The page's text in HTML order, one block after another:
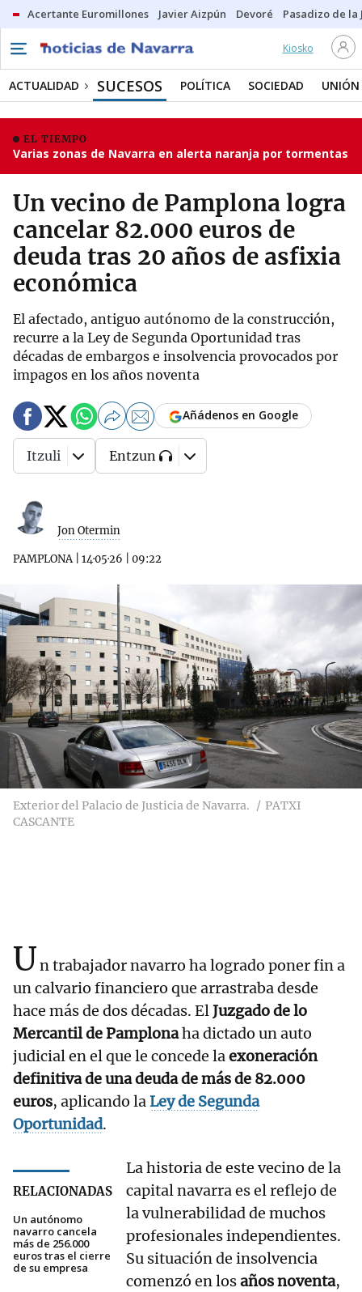
Acertante Euromillones Javier Aizpún Devoré Pasadizo de la
Kiosko
ACTUALIDAD SUCESOS POLÍTICA SOCIEDAD UNIÓN
EL TIEMPO
Varias zonas de Navarra en alerta naranja por tormentas
Un vecino de Pamplona logra
cancelar 82.000 euros de
deuda tras 20 años de asfixia
económica
El afectado, antiguo autónomo de la construcción,
recurre a la Ley de Segunda Oportunidad tras
décadas de embargos e insolvencia provocados por
impagos en los años noventa
Jon Otermin
PAMPLONA| 14·05·26 09:22
Añádenos en Google
Itzuli Entzun
Exterior del Palacio de Justicia de Navarra.
PATXI
CASCANTE
Un trabajador navarro ha logrado poner fin a
un calvario financiero que arrastraba desde
hace más de dos décadas. ElJuzgado de lo
Mercantil de Pamplonaha dictado un auto
judicial en el que le concede laexoneración
definitiva de una deuda de más de 82.000
euros, aplicando laLey de Segunda
Oportunidad.
RELACIONADAS
Un autónomo
navarro cancela
más de 256.000
euros tras el cierre
de su empresa
La historia de este vecino de la
capital navarra es el reflejo de
la vulnerabilidad de muchos
profesionales independientes.
Su situación de insolvencia
comenzó en losaños noventa,